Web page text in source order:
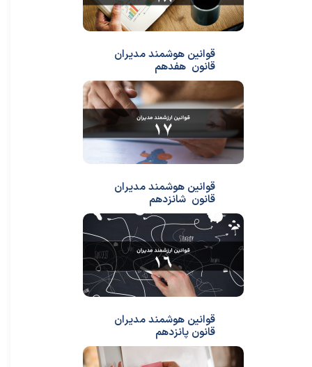
قوانین هوشمند مدیران
قانون هفدهم
قوانین هوشمند مدیران
قانون شانزدهم
قوانین هوشمند مدیران
قانون پانزدهم